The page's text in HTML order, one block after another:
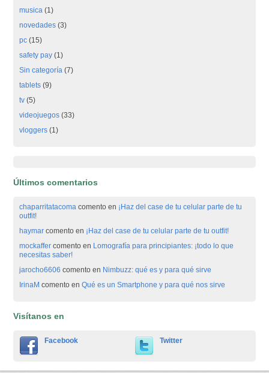
musica (1)
novedades (3)
pc (15)
safety pay (1)
Sin categoría (7)
tablets (9)
tv (5)
videojuegos (33)
vloggers (1)
Últimos comentarios
chaparritatacoma comento en ¡Haz del case de tu celular parte de tu
outfit!
haymar comento en ¡Haz del case de tu celular parte de tu outfit!
mockaffer comento en Lomografía para principiantes: ¡todo lo que
necesitas saber!
jarocho6606 comento en Nimbuzz: qué es y para qué sirve
IrinaM comento enQué es un Smartphone y para qué nos sirve
Visítanos en
Facebook Twitter